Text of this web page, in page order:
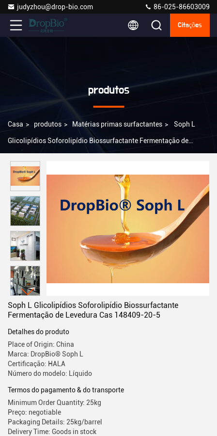
judyzhou@drop-bio.com 86-025-86603009
Citações
produtos
Casa > produtos > Matérias primas surfactantes > Soph L
Glicolipídios Soforolipídio Biossurfactante Fermentação de
Soph L Glicolipídios Soforolipídio Biossurfactante
Fermentação de Levedura Cas 148409-20-5
Detalhes do produto
Place of Origin: China
Marca: DropBio® Soph L
Certificação: HALA
Número do modelo: Líquido
Termos do pagamento & do transporte
Minimum Order Quantity: 25kg
Preço: negotiable
Packaging Details: 25kg/barrel
Delivery Time: Goods in stock